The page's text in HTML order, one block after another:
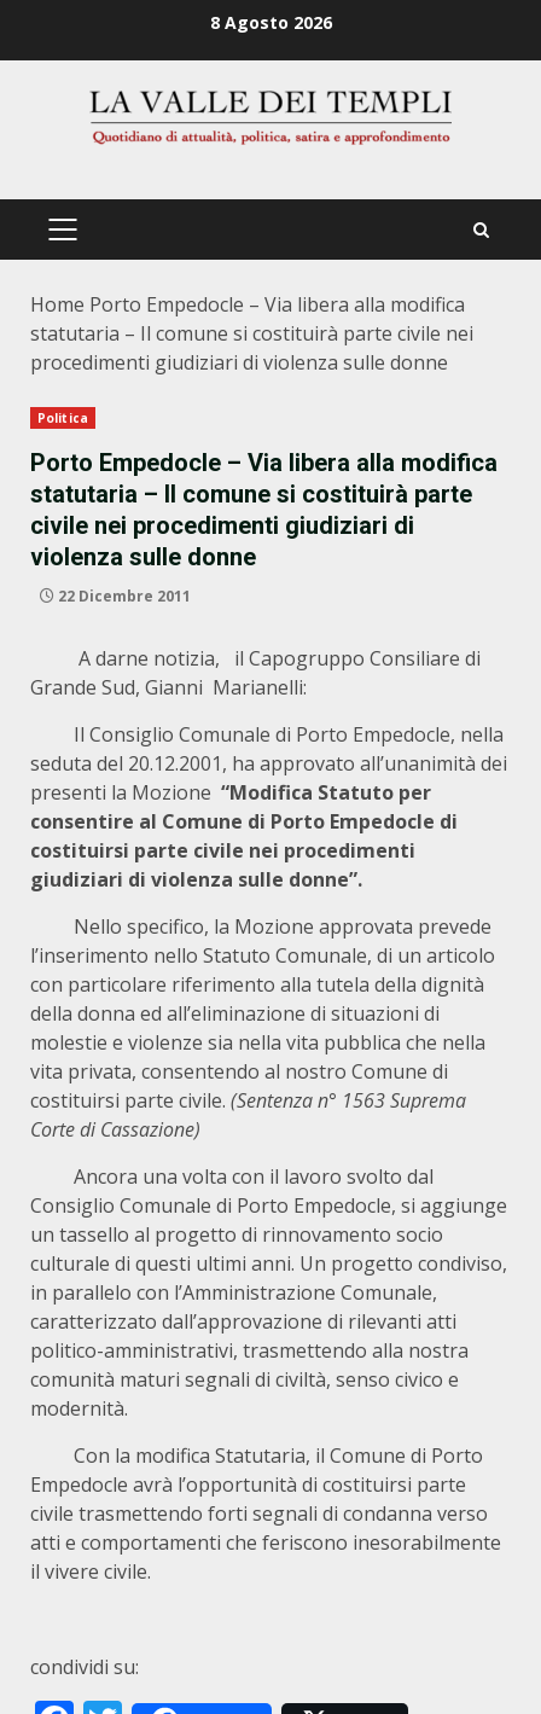
8 Agosto 2026
PRIMÄRES
Home Porto Empedocle – Via libera alla modifica
statutaria – Il comune si costituirà parte civile nei
procedimenti giudiziari di violenza sulle donne
Politica
Porto Empedocle – Via libera alla modifica
statutaria – Il comune si costituirà parte
civile nei procedimenti giudiziari di
violenza sulle donne
22 Dicembre 2011
A darne notizia, il Capogruppo Consiliare di
Grande Sud, Gianni Marianelli:
Il Consiglio Comunale di Porto Empedocle, nella
seduta del 20.12.2001, ha approvato all’unanimità dei
presenti la Mozione “Modifica Statuto per
consentire al Comune di Porto Empedocle di
costituirsi parte civile nei procedimenti
giudiziari di violenza sulle donne”.
Nello specifico, la Mozione approvata prevede
l’inserimento nello Statuto Comunale, di un articolo
con particolare riferimento alla tutela della dignità
della donna ed all’eliminazione di situazioni di
molestie e violenze sia nella vita pubblica che nella
vita privata, consentendo al nostro Comune di
costituirsi parte civile. (Sentenza n° 1563 Suprema
Corte di Cassazione)
Ancora una volta con il lavoro svolto dal
Consiglio Comunale di Porto Empedocle, si aggiunge
un tassello al progetto di rinnovamento socio
culturale di questi ultimi anni. Un progetto condiviso,
in parallelo con l’Amministrazione Comunale,
caratterizzato dall’approvazione di rilevanti atti
politico-amministrativi, trasmettendo alla nostra
comunità maturi segnali di civiltà, senso civico e
modernità.
Con la modifica Statutaria, il Comune di Porto
Empedocle avrà l’opportunità di costituirsi parte
civile trasmettendo forti segnali di condanna verso
atti e comportamenti che feriscono inesorabilmente
il vivere civile.
condividi su: